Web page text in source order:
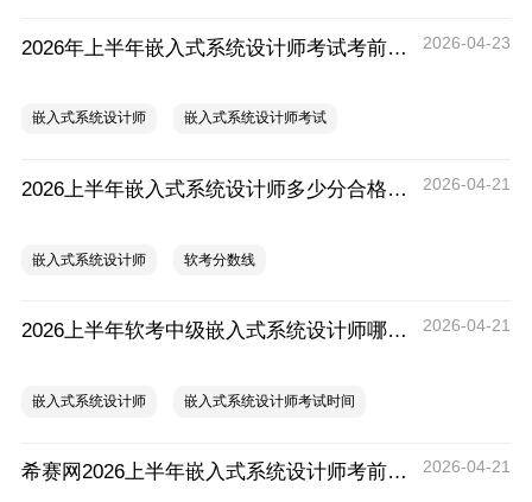
2026年上半年嵌入式系统设计师考试考前注意事项 2026-04-23
嵌入式系统设计师 嵌入式系统设计师考试
2026上半年嵌入式系统设计师多少分合格？这个合格分数线是怎么定的？ 2026-04-21
嵌入式系统设计师 软考分数线
2026上半年软考中级嵌入式系统设计师哪天考？5月23日下午14:30-18:30 2026-04-21
嵌入式系统设计师 嵌入式系统设计师考试时间
希赛网2026上半年嵌入式系统设计师考前30天冲刺学习指南 2026-04-21